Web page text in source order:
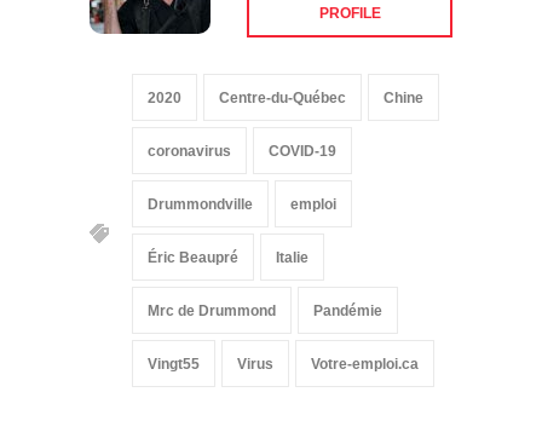
PROFILE
2020 Centre-du-Québec Chine
coronavirus COVID-19
Drummondville emploi
Éric Beaupré Italie
Mrc de Drummond Pandémie
Vingt55 Virus Votre-emploi.ca